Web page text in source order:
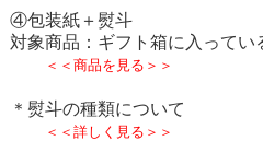
④包装紙＋熨斗
対象商品：ギフト箱に入ってい
＜＜商品を見る＞＞
＊熨斗の種類について
＜＜詳しく見る＞＞